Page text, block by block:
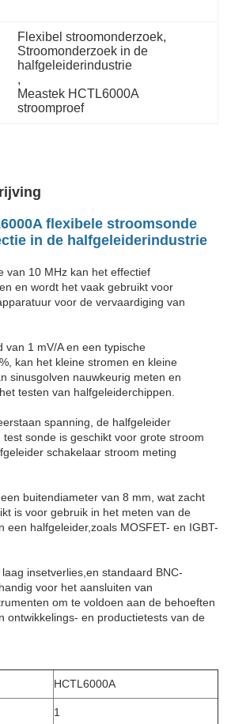
Flexibel stroomonderzoek,
Stroomonderzoek in de
halfgeleiderindustrie
,
Meastek HCTL6000A
stroomproef
flexibele stroomsonde
in de halfgeleiderindustrie
van 10 MHz kan het effectief
en wordt het vaak gebruikt voor
voor de vervaardiging van
van 1 mV/A en een typische
kan het kleine stromen en kleine
sinusgolven nauwkeurig meten en
testen van halfgeleiderchippen.
spanning, de halfgeleider
sonde is geschikt voor grote stroom
schakelaar stroom meting
buitendiameter van 8 mm, wat zacht
is voor gebruik in het meten van de
een halfgeleider,zoals MOSFET- en IGBT-
insetverlies,en standaard BNC-
voor het aansluiten van
om te voldoen aan de behoeften
ontwikkelings- en productietests van de
HCTL6000A
1